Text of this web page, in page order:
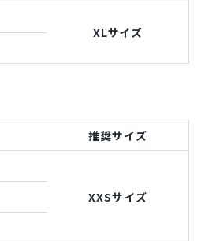
XLサイズ
推奨サイズ
XXSサイズ